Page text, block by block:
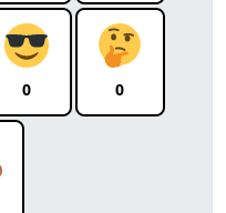
0 0